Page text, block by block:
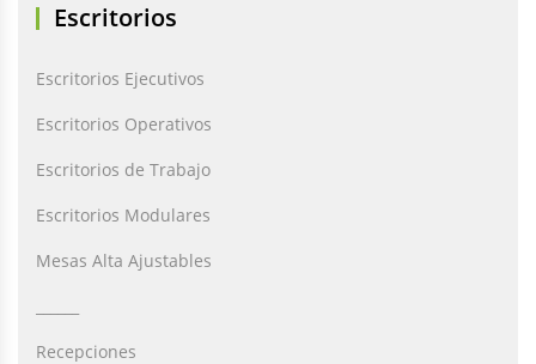
Escritorios
Escritorios Ejecutivos
Escritorios Operativos
Escritorios de Trabajo
Escritorios Modulares
Mesas Alta Ajustables
Recepciones